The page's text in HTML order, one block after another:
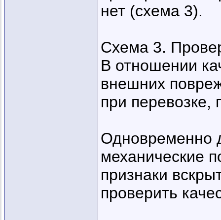
нет (схема 3).
Схема 3.
В отношении
внешних
при перевозке,
Одновременно
механические
признаки
проверить